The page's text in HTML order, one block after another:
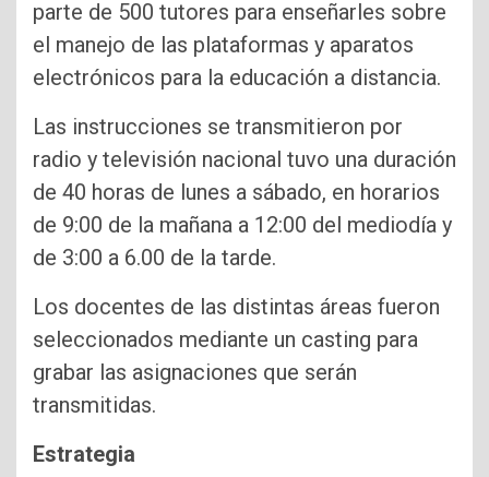
parte de 500 tutores para enseñarles sobre
el manejo de las plataformas y aparatos
electrónicos para la educación a distancia.
Las instrucciones se transmitieron por
radio y televisión nacional tuvo una duración
de 40 horas de lunes a sábado, en horarios
de 9:00 de la mañana a 12:00 del mediodía y
de 3:00 a 6.00 de la tarde.
Los docentes de las distintas áreas fueron
seleccionados mediante un casting para
grabar las asignaciones que serán
transmitidas.
Estrategia